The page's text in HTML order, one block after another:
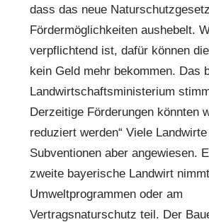
dass das neue
Fördermöglichkeiten aushebelt.
verpflichtend ist, dafür können
kein Geld mehr bekommen. Das
Landwirtschaftsministerium
Derzeitige Förderungen könnten
reduziert werden“ Viele
Subventionen aber angewiesen.
zweite bayerische Landwirt
Umweltprogrammen oder am
Vertragsnaturschutz teil. Der